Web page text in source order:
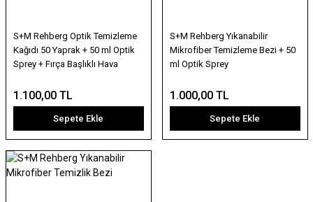
S+M Rehberg Optik Temizleme
Kağıdı 50 Yaprak + 50 ml Optik
Sprey + Fırça Başlıklı Hava
1.100,00 TL
Sepete Ekle
S+M Rehberg Yıkanabilir
Mikrofiber Temizleme Bezi + 50
ml Optik Sprey
1.000,00 TL
Sepete Ekle